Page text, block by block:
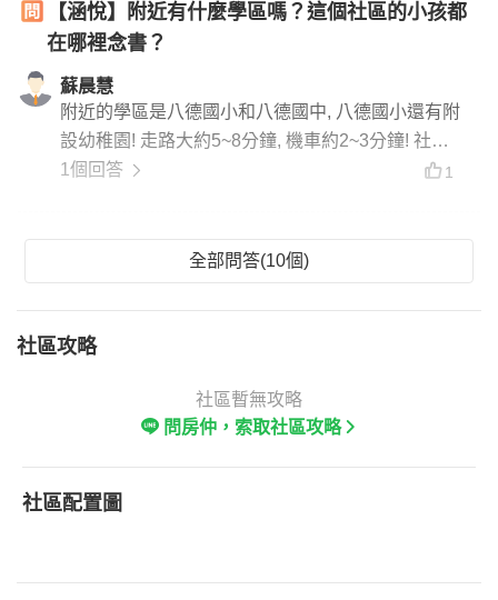
【涵悅】附近有什麼學區嗎？這個社區的小孩都
在哪裡念書？
蘇晨慧
附近的學區是八德國小和八德國中, 八德國小還有附
設幼稚園! 走路大約5~8分鐘, 機車約2~3分鐘! 社區
的小朋友都在八德國小和八德國中居多, 步行就可到
1個回答 1
全部問答(10個)
社區攻略
社區暫無攻略
問房仲，索取社區攻略
社區配置圖